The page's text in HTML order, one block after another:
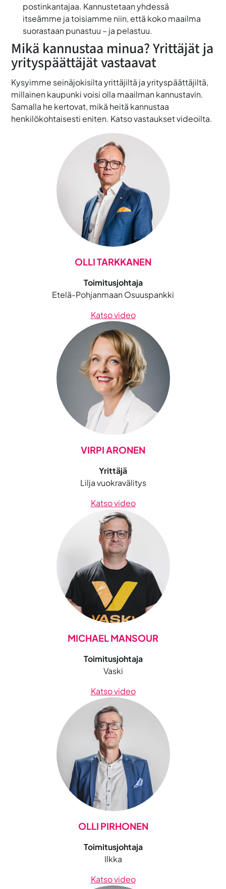
postinkantajaa. Kannustetaan yhdessä
itseämme ja toisiamme niin, että koko maailma
suorastaan punastuu – ja pelastuu.
Mikä kannustaa minua? Yrittäjät ja
yrityspäättäjät vastaavat
Kysyimme seinäjokisilta yrittäjiltä ja yrityspäättäjiltä,
millainen kaupunki voisi olla maailman kannustavin.
Samalla he kertovat, mikä heitä kannustaa
henkilökohtaisesti eniten. Katso vastaukset videoilta.
OLLI TARKKANEN
Toimitusjohtaja
Etelä-Pohjanmaan Osuuspankki
Katso video
VIRPI ARONEN
Yrittäjä
Lilja vuokravälitys
Katso video
MICHAEL MANSOUR
Toimitusjohtaja
Vaski
Katso video
OLLI PIRHONEN
Toimitusjohtaja
Ilkka
Katso video